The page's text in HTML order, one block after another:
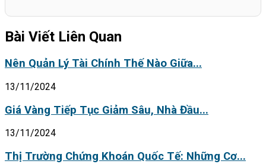
Bài Viết Liên Quan
Nên Quản Lý Tài Chính Thế Nào Giữa...
13/11/2024
Giá Vàng Tiếp Tục Giảm Sâu, Nhà Đầu...
13/11/2024
Thị Trường Chứng Khoán Quốc Tế: Những Cơ...